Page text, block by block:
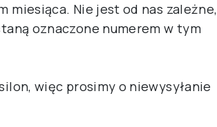
miesiąca. Nie jest od nas zależne,
oznaczone numerem w tym
więc prosimy o niewysyłanie